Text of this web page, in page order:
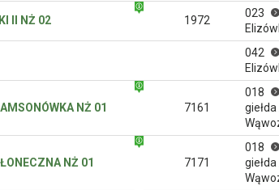
II NŻ 02 1972
023
042
NŻ 01 7161
018
NŻ 01 7171
018